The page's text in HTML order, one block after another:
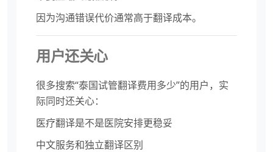
因为沟通错误代价通常高于翻译成本。
用户还关心
很多搜索“泰国试管翻译费用多少”的用户，实
际同时还关心：
医疗翻译是不是医院安排更稳妥
中文服务和独立翻译区别